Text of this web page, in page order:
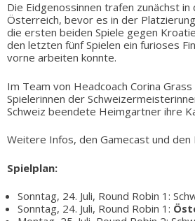
Die Eidgenossinnen trafen zunächst
Österreich, bevor es in der
die ersten beiden Spiele gegen
den letzten fünf Spielen ein furioses
vorne arbeiten konnte.
Im Team von Headcoach Corina
Spielerinnen der
Schweiz beendete Heimgartner ihre
Weitere Infos, den Gamecast und
Spielplan:
Sonntag, 24. Juli, Round Robin 1:
Sonntag, 24. Juli, Round Robin 1: